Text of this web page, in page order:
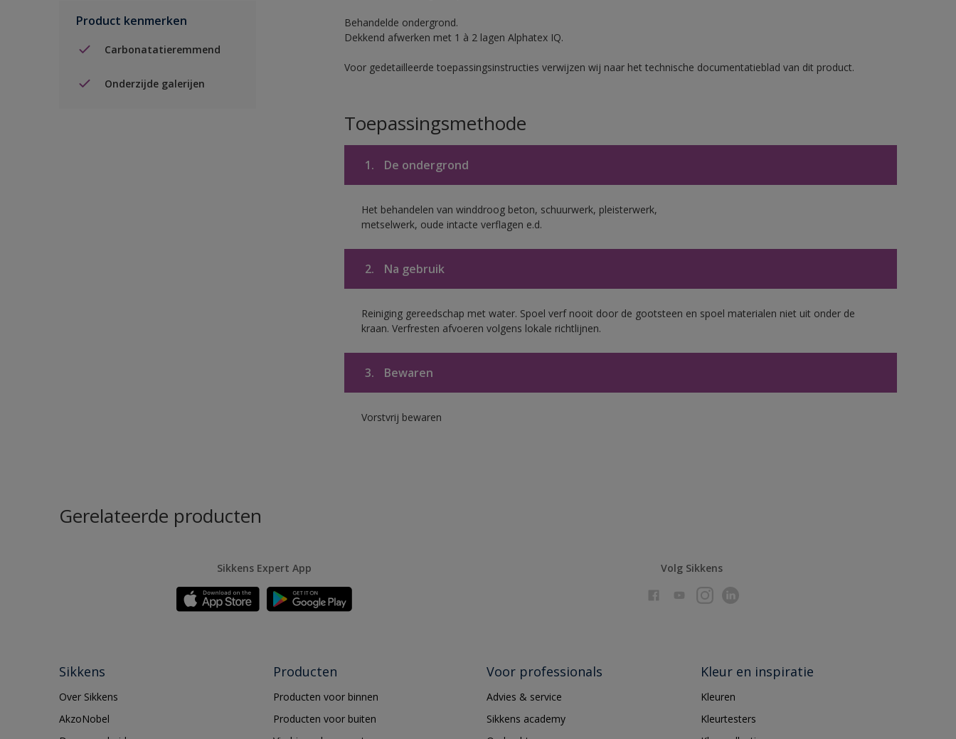
Product kenmerken
Carbonatatieremmend
Onderzijde galerijen
Behandelde ondergrond.
Dekkend afwerken met 1 à 2 lagen Alphatex IQ.
Voor gedetailleerde toepassingsinstructies verwijzen wij naar het technische documentatieblad van dit product.
Toepassingsmethode
1. De ondergrond
Het behandelen van winddroog beton, schuurwerk, pleisterwerk,
metselwerk, oude intacte verflagen e.d.
2. Na gebruik
Reiniging gereedschap met water. Spoel verf nooit door de gootsteen en spoel materialen niet uit onder de
kraan. Verfresten afvoeren volgens lokale richtlijnen.
3. Bewaren
Vorstvrij bewaren
Gerelateerde producten
Sikkens Expert App Volg Sikkens
Sikkens
Over Sikkens
AkzoNobel
Producten
Producten voor binnen
Producten voor buiten
Voor professionals
Advies & service
Sikkens academy
Kleur en inspiratie
Kleuren
Kleurtesters